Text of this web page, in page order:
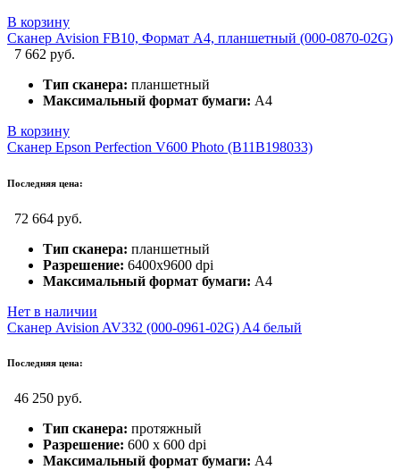
В корзину
Сканер Avision FB10, Формат А4, планшетный (000-0870-02G)
7 662 руб.
Тип сканера: планшетный
Максимальный формат бумаги: A4
В корзину
Сканер Epson Perfection V600 Photo (B11B198033)
Последняя цена:
72 664 руб.
Тип сканера: планшетный
Разрешение: 6400x9600 dpi
Максимальный формат бумаги: A4
Нет в наличии
Сканер Avision AV332 (000-0961-02G) A4 белый
Последняя цена:
46 250 руб.
Тип сканера: протяжный
Разрешение: 600 х 600 dpi
Максимальный формат бумаги: A4